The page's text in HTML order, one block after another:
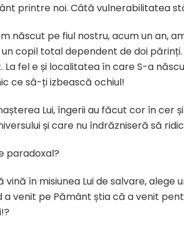
printre noi. Câtă vulnerabilitatea
născut pe fiul nostru, acum un an,
copil total dependent de doi
La fel e și localitatea în care S-a
ce să-ți izbească ochiul!
Lui, îngerii au făcut cor în
și care nu îndrăzniseră să
paradoxal?
vină în misiunea Lui de salvare,
a venit pe Pământ știa că a venit